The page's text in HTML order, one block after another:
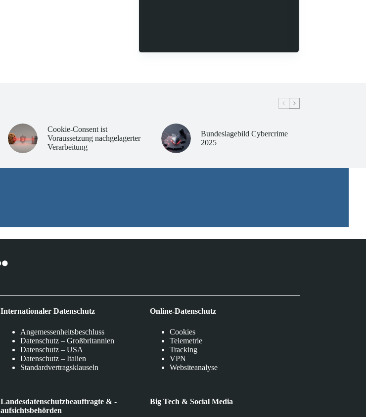
Cookie-Consent ist
Voraussetzung nachgelagerter
Verarbeitung
Bundeslagebild Cybercrime
2025
Internationaler Datenschutz
Angemessenheitsbeschluss
Datenschutz – Großbritannien
Datenschutz – USA
Datenschutz – Italien
Standardvertragsklauseln
Landesdatenschutzbeauftragte & -
aufsichtsbehörden
Online-Datenschutz
Cookies
Telemetrie
Tracking
VPN
Websiteanalyse
Big Tech & Social Media